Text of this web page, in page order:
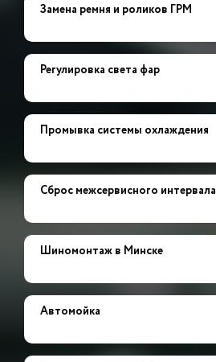
Замена ремня и роликов ГРМ
Регулировка света фар
Промывка системы охлаждения
Сброс межсервисного интервала
Шиномонтаж в Минске
Автомойка